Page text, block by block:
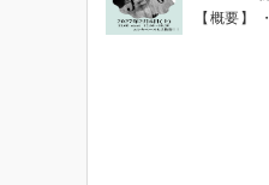
【概要】 ・コントラバスを使っている楽曲で演奏したいものがあるけど機会がない、あの曲やりたいけど難しいからバンドでは..そういった楽曲などを参加者の皆さんで楽しみながら実施するセッションです ・コントラバスの楽曲でなくて